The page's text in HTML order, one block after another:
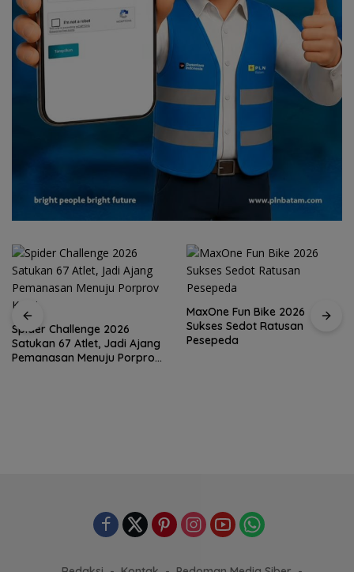
Spider Challenge 2026
Satukan 67 Atlet, Jadi Ajang
Pemanasan Menuju Porprov
MaxOne Fun Bike 2026
Sukses Sedot Ratusan
Pesepeda